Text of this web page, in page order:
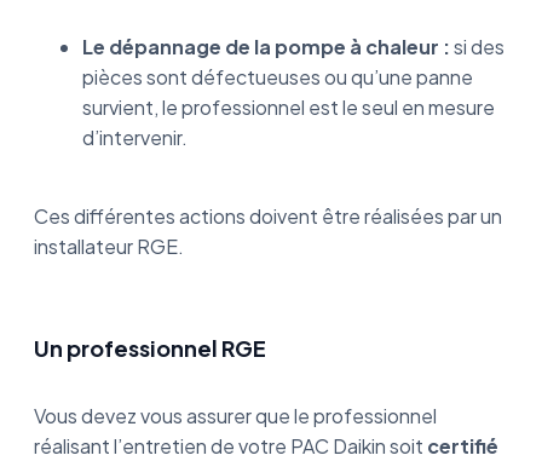
Le dépannage de la pompe à chaleur :si des
pièces sont défectueuses ou qu’une panne
survient, le professionnel est le seul en mesure
d’intervenir.
Ces différentes actions doivent être réalisées par un
installateur RGE.
Un professionnel RGE
Vous devez vous assurer que le professionnel
réalisant l’entretien de votre PAC Daikin soit certifié